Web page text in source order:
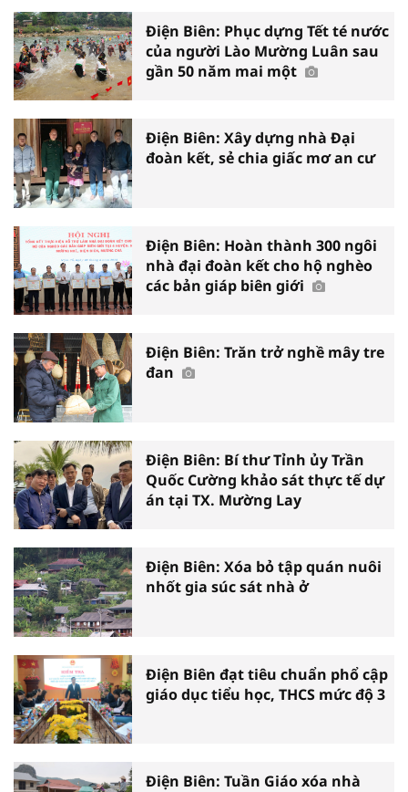
Điện Biên: Phục dựng Tết té nước
của người Lào Mường Luân sau
gần 50 năm mai một
Điện Biên: Xây dựng nhà Đại
đoàn kết, sẻ chia giấc mơ an cư
Điện Biên: Hoàn thành 300 ngôi
nhà đại đoàn kết cho hộ nghèo
các bản giáp biên giới
Điện Biên: Trăn trở nghề mây tre
đan
Điện Biên: Bí thư Tỉnh ủy Trần
Quốc Cường khảo sát thực tế dự
án tại TX. Mường Lay
Điện Biên: Xóa bỏ tập quán nuôi
nhốt gia súc sát nhà ở
Điện Biên đạt tiêu chuẩn phổ cập
giáo dục tiểu học, THCS mức độ 3
Điện Biên: Tuần Giáo xóa nhà